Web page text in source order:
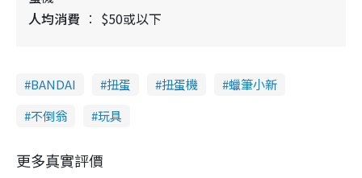
人均消費
$50或以下
BANDAI 扭蛋 扭蛋機
蠟筆小新
不倒翁
玩具
更多真實評價